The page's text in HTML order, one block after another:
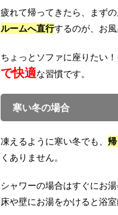
疲れて帰ってきたら、まず
ルームへ直行するのが、お
ちょっとソファに座りたい
で快適な習慣です。
寒い冬の場合
凍えるように寒い冬でも、
くありません。
シャワーの場合はすぐにお
床や壁にお湯をかけると浴